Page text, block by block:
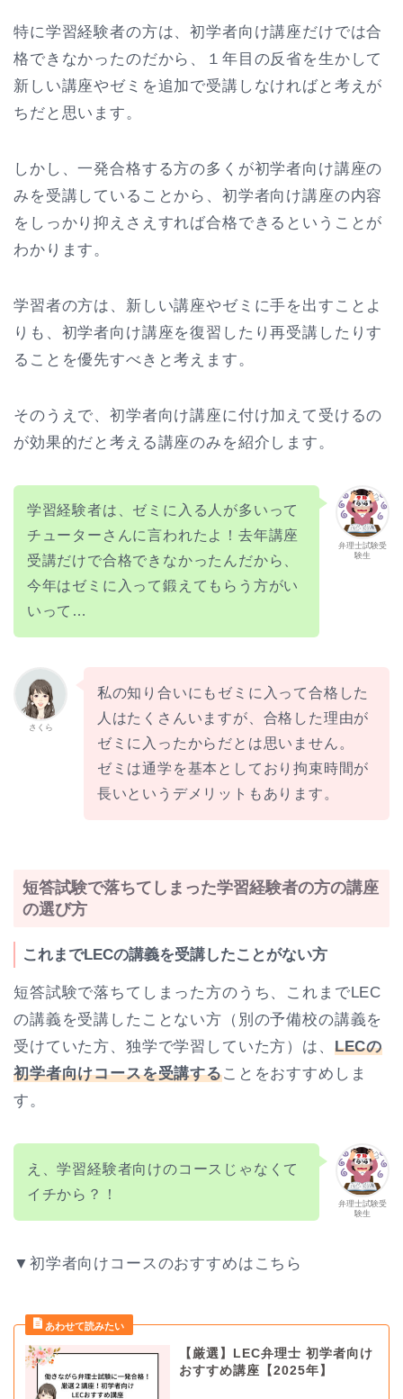
特に学習経験者の方は、初学者向け講座だけでは合
格できなかったのだから、１年目の反省を生かして
新しい講座やゼミを追加で受講しなければと考えが
ちだと思います。
しかし、一発合格する方の多くが初学者向け講座の
みを受講していることから、初学者向け講座の内容
をしっかり抑えさえすれば合格できるということが
わかります。
学習者の方は、新しい講座やゼミに手を出すことよ
りも、初学者向け講座を復習したり再受講したりす
ることを優先すべきと考えます。
そのうえで、初学者向け講座に付け加えて受けるの
が効果的だと考える講座のみを紹介します。
弁理士試験受
験生
学習経験者は、ゼミに入る人が多いって
チューターさんに言われたよ！去年講座
受講だけで合格できなかったんだから、
今年はゼミに入って鍛えてもらう方がい
いって…
さくら
私の知り合いにもゼミに入って合格した
人はたくさんいますが、合格した理由が
ゼミに入ったからだとは思いません。
ゼミは通学を基本としており拘束時間が
長いというデメリットもあります。
短答試験で落ちてしまった学習経験者の方の講座
の選び方
これまでLECの講義を受講したことがない方
短答試験で落ちてしまった方のうち、これまでLEC
の講義を受講したことない方（別の予備校の講義を
受けていた方、独学で学習していた方）は、 LECの
初学者向けコースを受講することをおすすめしま
す。
弁理士試験受
験生
え、学習経験者向けのコースじゃなくて
イチから？！
▼初学者向けコースのおすすめはこちら
【厳選】LEC弁理士 初学者向け
おすすめ講座【2025年】